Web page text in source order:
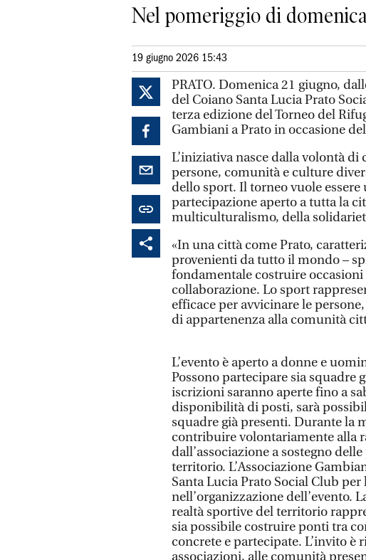
Nel pomeriggio di
19 giugno 2026 15:43
PRATO. Domenica 21 giugno,
del Coiano Santa Lucia Prato
terza edizione del Torneo del
Gambiani a Prato in occasione
L’iniziativa nasce dalla volontà
persone, comunità e culture
dello sport. Il torneo vuole
partecipazione aperto a tutta la
multiculturalismo, della
«In una città come Prato,
provenienti da tutto il mondo –
fondamentale costruire
collaborazione. Lo sport
efficace per avvicinare le
di appartenenza alla comunità
L’evento è aperto a donne e
Possono partecipare sia squadre
iscrizioni saranno aperte fino a
disponibilità di posti, sarà
squadre già presenti. Durante la
contribuire volontariamente alla
dall’associazione a sostegno
territorio. L’Associazione
Santa Lucia Prato Social Club
nell’organizzazione dell’evento.
realtà sportive del territorio
sia possibile costruire ponti tra
concrete e partecipate. L’invito
associazioni, alle comunità